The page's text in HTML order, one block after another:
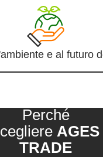
e al futuro
Perché
AGES
TRADE